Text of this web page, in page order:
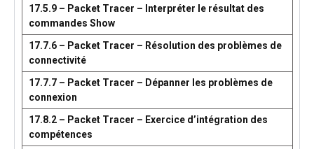
17.5.9 – Packet Tracer – Interpréter le résultat des
commandes Show
17.7.6 – Packet Tracer – Résolution des problèmes de
connectivité
17.7.7 – Packet Tracer – Dépanner les problèmes de
connexion
17.8.2 – Packet Tracer – Exercice d’intégration des
compétences